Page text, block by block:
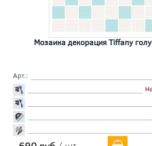
Мозаика декорация Tiffany
Арт.: